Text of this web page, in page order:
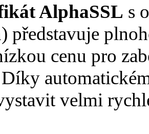
AlphaSSL s
představuje
cenu pro
velmi